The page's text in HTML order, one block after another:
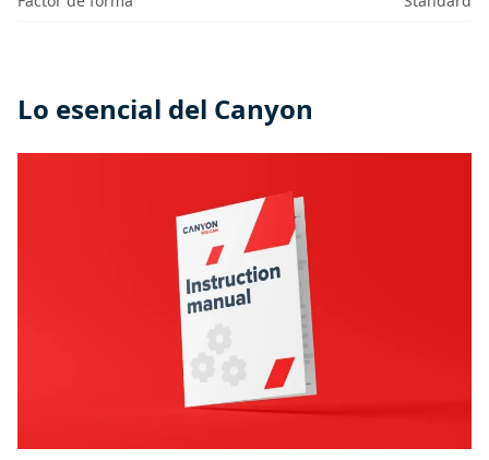
Lo esencial del Canyon